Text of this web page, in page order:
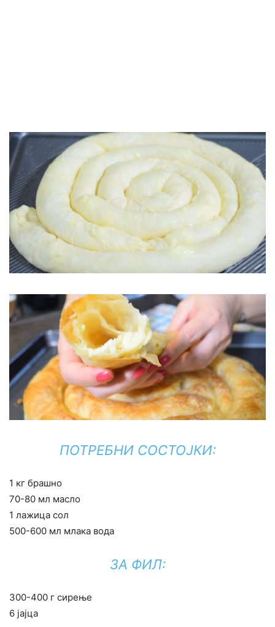
ПОТРЕБНИ СОСТОЈКИ:
1 кг брашно
70-80 мл масло
1 лажица сол
500-600 мл млака вода
ЗА ФИЛ:
300-400 г сирење
6 јајца